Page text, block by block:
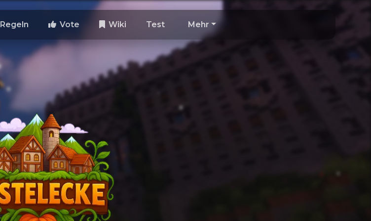
Regeln Vote Wiki Test Mehr